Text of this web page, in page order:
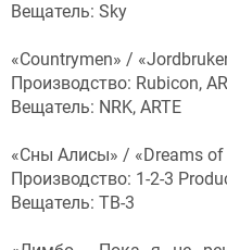
Вещатель: Sky
«Countrymen» /
Производство: Rubicon,
Вещатель: NRK, ARTE
«Сны Алисы» / «Dreams of
Производство: 1-2-3
Вещатель: ТВ-3